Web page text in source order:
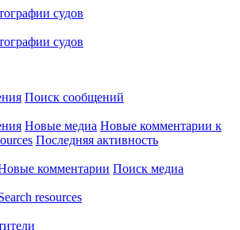
Поиск сообщений
Новые медиа Новые комментарии к
Последняя активность
комментарии Поиск медиа
resources